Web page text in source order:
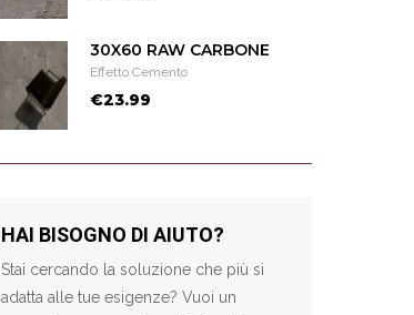
30X60 RAW CARBONE
Effetto Cemento
€23.99
HAI BISOGNO DI AIUTO?
Stai cercando la soluzione che più si
adatta alle tue esigenze? Vuoi un